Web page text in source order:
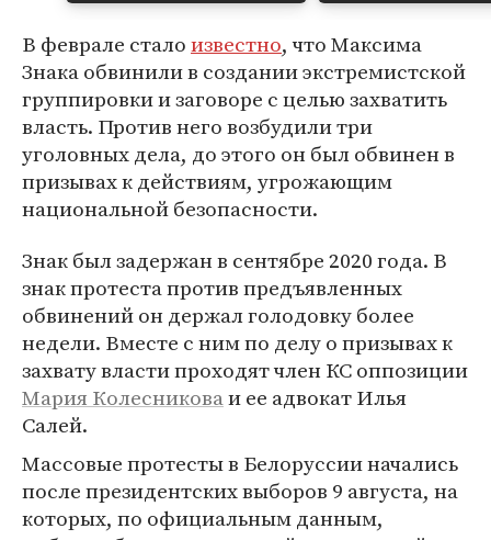
В феврале сталоизвестно, что Максима
Знака обвинили в создании экстремистской
группировки и заговоре с целью захватить
власть. Против него возбудили три
уголовных дела, до этого он был обвинен в
призывах к действиям, угрожающим
национальной безопасности.
Знак был задержан в сентябре 2020 года. В
знак протеста против предъявленных
обвинений он держал голодовку более
недели. Вместе с ним по делу о призывах к
захвату власти проходят член КС оппозиции
Мария Колесниковаи ее адвокат Илья
Салей.
Массовые протесты в Белоруссии начались
после президентских выборов 9 августа, на
которых, по официальным данным,